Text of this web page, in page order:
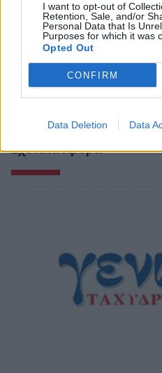
I want to opt-out of
Retention, Sale, and/or
Personal Data that Is
Purposes for which it was
Opted Out
CONFIRM
Data Deletion Data
Σχετικά Άρθρα